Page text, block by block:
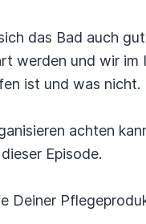
das Bad auch
werden und wir
ist und was nicht.
achten
Episode.
Deiner